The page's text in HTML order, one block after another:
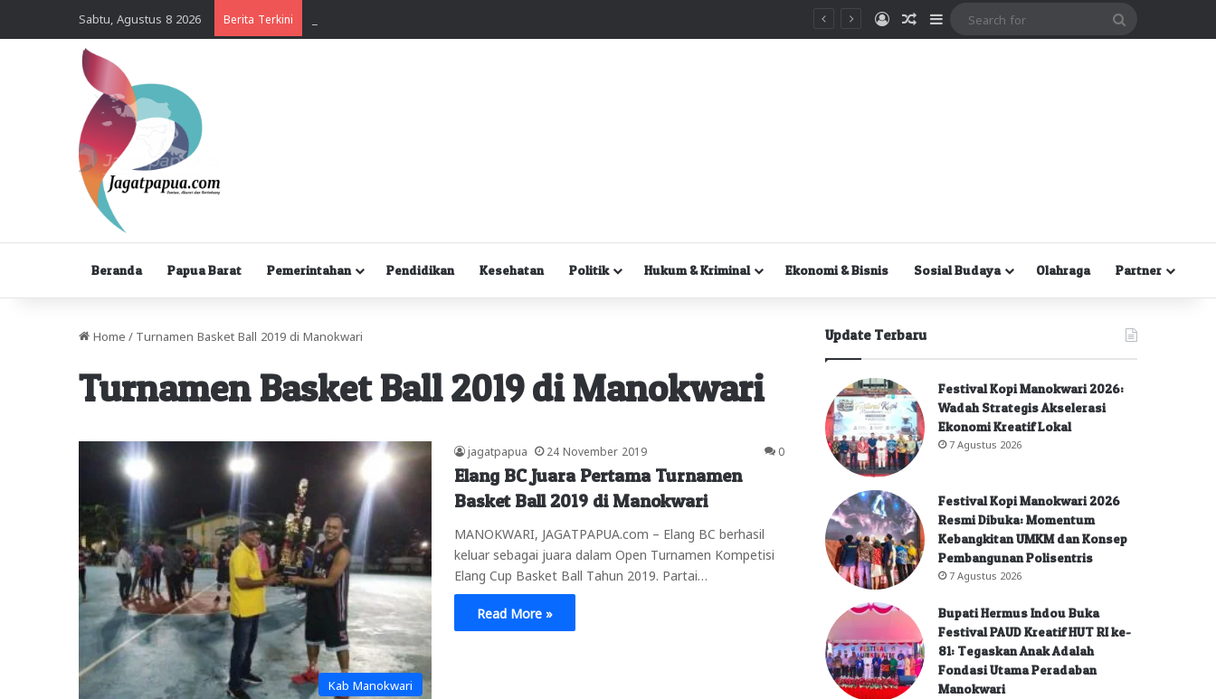
Sabtu, Agustus 8 2026 Berita Terkini MasukRandom Article
Sidebar
Beranda Papua Barat Pemerintahan Pendidikan Kesehatan Politik Hukum & Kriminal Ekonomi & Bisnis Sosial Budaya Olahraga Partner
Home / Turnamen Basket Ball 2019 di Manokwari
Turnamen Basket Ball 2019 di Manokwari
Kab Manokwari
jagatpapua 24 November 2019 0
Elang BC Juara Pertama Turnamen
Basket Ball 2019 di Manokwari
MANOKWARI, JAGATPAPUA.com – Elang BC berhasil
keluar sebagai juara dalam Open Turnamen Kompetisi
Elang Cup Basket Ball Tahun 2019. Partai…
Read More »
Update Terbaru
Festival Kopi Manokwari 2026:
Wadah Strategis Akselerasi
Ekonomi Kreatif Lokal
7 Agustus 2026
Festival Kopi Manokwari 2026
Resmi Dibuka: Momentum
Kebangkitan UMKM dan Konsep
Pembangunan Polisentris
7 Agustus 2026
Bupati Hermus Indou Buka
Festival PAUD Kreatif HUT RI ke-
81: Tegaskan Anak Adalah
Fondasi Utama Peradaban
Manokwari